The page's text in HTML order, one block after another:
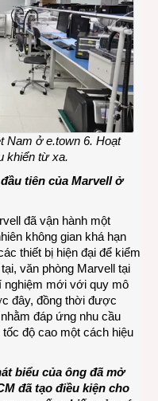
Nam ở e.town 6. Hoạt
khiển từ xa.
tiên của Marvell ở
đã vận hành một
không gian khá hạn
thiết bị hiện đại để kiểm
văn phòng Marvell tại
nghiệm mới với quy mô
đây, đồng thời được
đáp ứng nhu cầu
độ cao một cách hiệu
biểu của ông đã mở
đã tạo điều kiện cho